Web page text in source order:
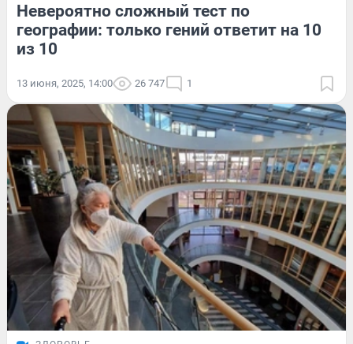
Невероятно сложный тест по
географии: только гений ответит на 10
из 10
13 июня, 2025, 14:00 26 747 1